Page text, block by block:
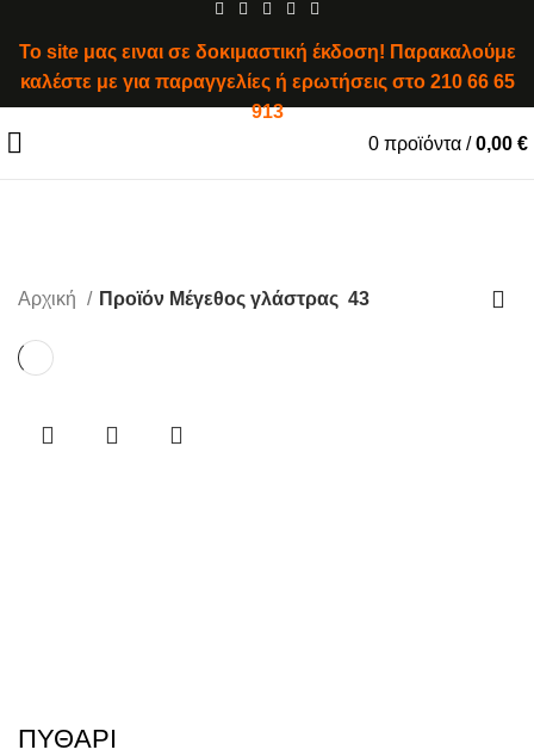
To site μας ειναι σε δοκιμαστική έκδοση! Παρακαλούμε
καλέστε με για παραγγελίες ή ερωτήσεις στο 210 66 65
913
0 προϊόντα / 0,00 €
Αρχική Προϊόν Μέγεθος γλάστρας 43
ΠΥΘΑΡΙ